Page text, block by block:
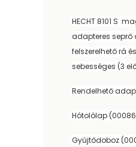
HECHT 8101 S
adapteres seprő
felszerelhető rá
sebességes (3
Rendelhető
Hótolólap
Gyűjtődoboz